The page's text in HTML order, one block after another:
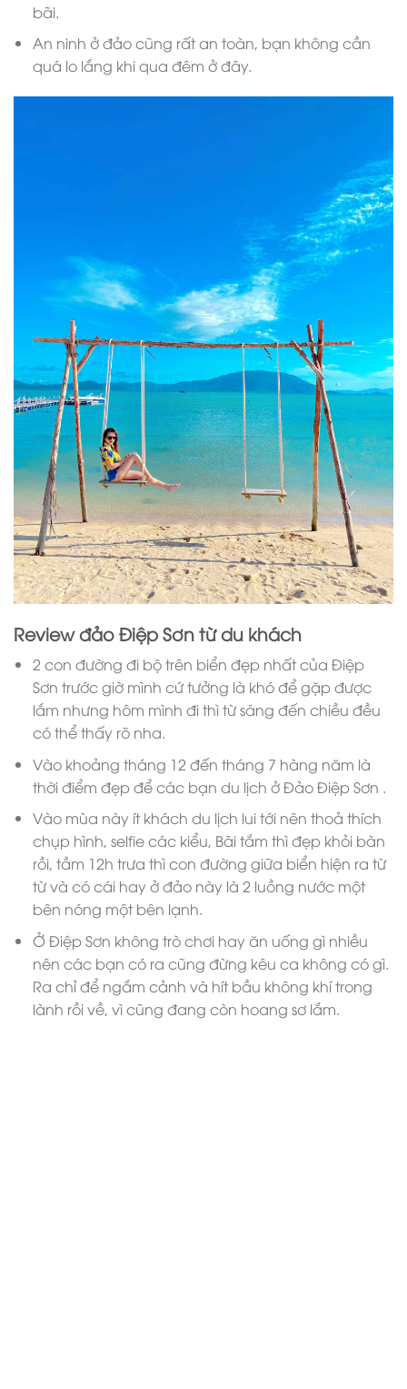
bãi.
An ninh ở đảo cũng rất an toàn, bạn không cần
quá lo lắng khi qua đêm ở đây.
Review đảo Điệp Sơn từ du khách
2 con đường đi bộ trên biển đẹp nhất của Điệp
Sơn trước giờ mình cứ tưởng là khó để gặp được
lắm nhưng hôm mình đi thì từ sáng đến chiều đều
có thể thấy rõ nha.
Vào khoảng tháng 12 đến tháng 7 hàng năm là
thời điểm đẹp để các bạn du lịch ở Đảo Điệp Sơn .
Vào mùa này ít khách du lịch lui tới nên thoả thích
chụp hình, selfie các kiểu, Bãi tắm thì đẹp khỏi bàn
rồi, tầm 12h trưa thì con đường giữa biển hiện ra từ
từ và có cái hay ở đảo này là 2 luồng nước một
bên nóng một bên lạnh.
Ở Điệp Sơn không trò chơi hay ăn uống gì nhiều
nên các bạn có ra cũng đừng kêu ca không có gì.
Ra chỉ để ngắm cảnh và hít bầu không khí trong
lành rồi về, vì cũng đang còn hoang sơ lắm.